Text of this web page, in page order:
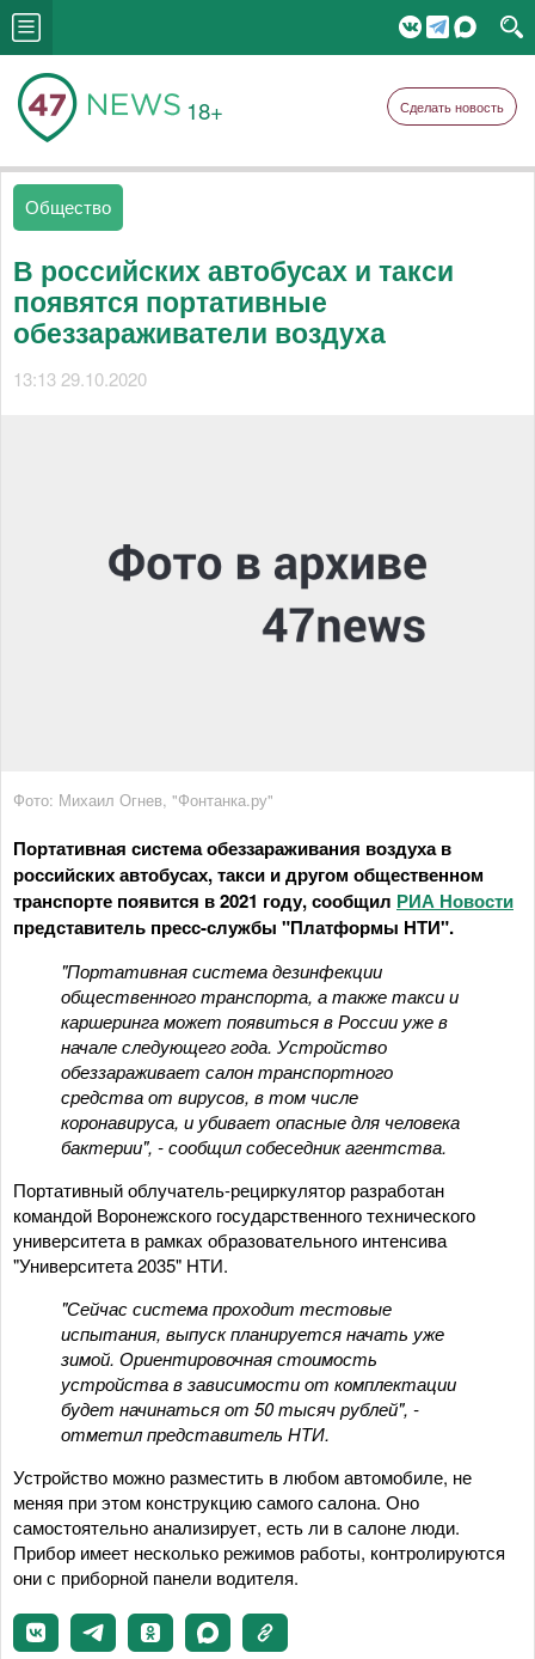
18+ Сделать новость
Общество
В российских автобусах и такси
появятся портативные
обеззараживатели воздуха
13:13 29.10.2020
Фото: Михаил Огнев, "Фонтанка.ру"
Портативная система обеззараживания воздуха в
российских автобусах, такси и другом общественном
транспорте появится в 2021 году, сообщил РИА Новости
представитель пресс-службы "Платформы НТИ".
"Портативная система дезинфекции
общественного транспорта, а также такси и
каршеринга может появиться в России уже в
начале следующего года. Устройство
обеззараживает салон транспортного
средства от вирусов, в том числе
коронавируса, и убивает опасные для человека
бактерии", - сообщил собеседник агентства.
Портативный облучатель-рециркулятор разработан
командой Воронежского государственного технического
университета в рамках образовательного интенсива
"Университета 2035" НТИ.
"Сейчас система проходит тестовые
испытания, выпуск планируется начать уже
зимой. Ориентировочная стоимость
устройства в зависимости от комплектации
будет начинаться от 50 тысяч рублей", -
отметил представитель НТИ.
Устройство можно разместить в любом автомобиле, не
меняя при этом конструкцию самого салона. Оно
самостоятельно анализирует, есть ли в салоне люди.
Прибор имеет несколько режимов работы, контролируются
они с приборной панели водителя.